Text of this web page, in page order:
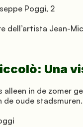
Poggi, 2
dell’artista Jean-
Una
alleen in de zomer
oude stadsmuren.